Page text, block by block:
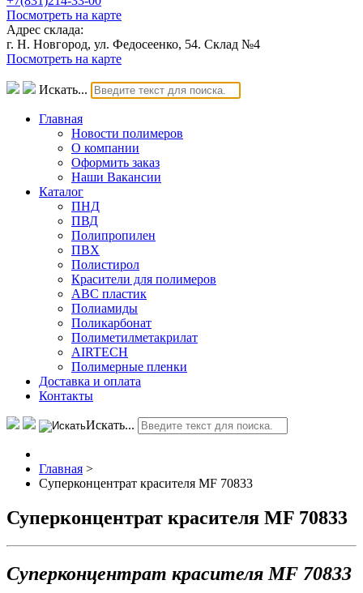
Посмотреть на карте
Адрес склада:
г. Н. Новгород, ул. Федосеенко, 54. Склад №4
Посмотреть на карте
Искать...
Главная
Новости полимеров
О компании
Оформить заказ
Наши Вакансии
Каталог
ПНД
ПВД
Полипропилен
ПВХ
Полистирол
Красители для полимеров
АВС пластик
Полиамиды
Поликарбонат
Полиметилметакрилат
AIRTECH
Полимерные пленки
Доставка и оплата
Контакты
Искать...
Главная >
Суперконцентрат красителя MF 70833
Суперконцентрат красителя MF 70833
Суперконцентрат красителя MF 70833